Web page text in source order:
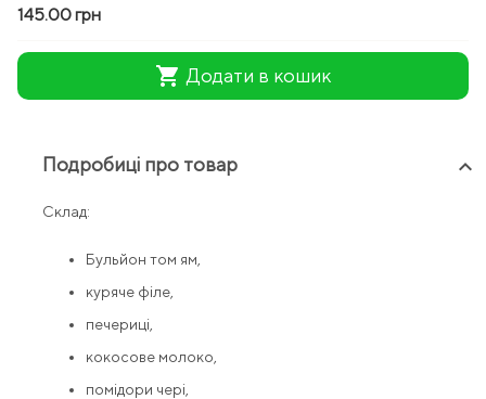
145.00 грн
shopping_cart Додати в кошик
Подробиці про товар keyboard_arrow_up
Склад:
Бульйон том ям,
куряче філе,
печериці,
кокосове молоко,
помідори чері,